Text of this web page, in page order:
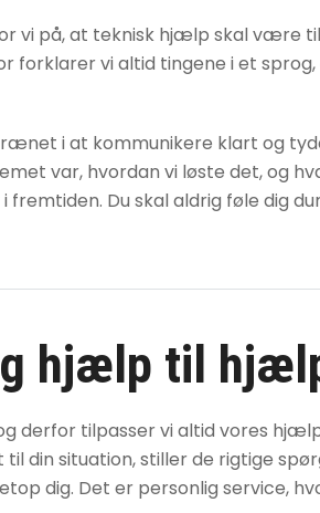
vi på, at teknisk hjælp skal være
forklarer vi altid tingene i et
i at kommunikere klart og
var, hvordan vi løste det, og
fremtiden. Du skal aldrig føle dig
hjælp til
derfor tilpasser vi altid vores
din situation, stiller de rigtige
dig. Det er personlig service,